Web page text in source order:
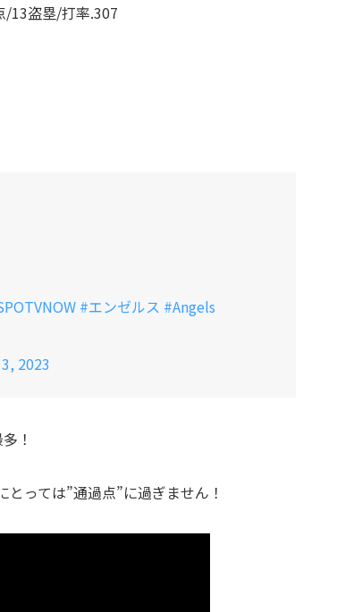
/13盗塁/打率.307
#エンゼルス #Angels
2023
！
っては”通過点”に過ぎません！